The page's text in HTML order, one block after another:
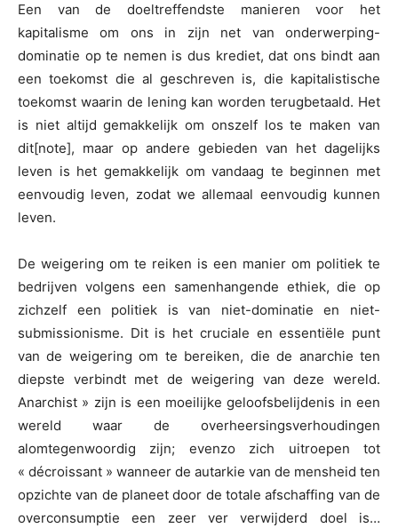
Een van de doeltreffendste manieren voor het
kapitalisme om ons in zijn net van onderwerping-
dominatie op te nemen is dus krediet, dat ons bindt aan
een toekomst die al geschreven is, die kapitalistische
toekomst waarin de lening kan worden terugbetaald. Het
is niet altijd gemakkelijk om onszelf los te maken van
dit[note], maar op andere gebieden van het dagelijks
leven is het gemakkelijk om vandaag te beginnen met
eenvoudig leven, zodat we allemaal eenvoudig kunnen
leven.
De weigering om te reiken is een manier om politiek te
bedrijven volgens een samenhangende ethiek, die op
zichzelf een politiek is van niet-dominatie en niet-
submissionisme. Dit is het cruciale en essentiële punt
van de weigering om te bereiken, die de anarchie ten
diepste verbindt met de weigering van deze wereld.
Anarchist » zijn is een moeilijke geloofsbelijdenis in een
wereld waar de overheersingsverhoudingen
alomtegenwoordig zijn; evenzo zich uitroepen tot
« décroissant » wanneer de autarkie van de mensheid ten
opzichte van de planeet door de totale afschaffing van de
overconsumptie een zeer ver verwijderd doel is…